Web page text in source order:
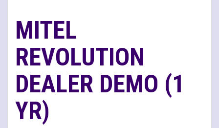
MITEL
REVOLUTION
DEALER DEMO (1
YR)